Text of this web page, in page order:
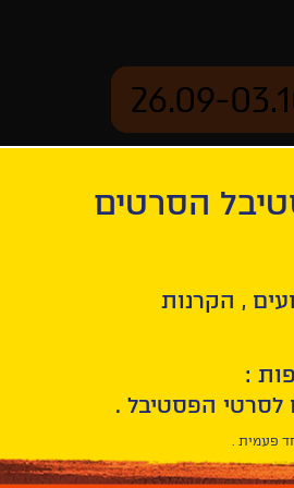
26.09-
הסרטים
, הקרנות
:
פעמית .